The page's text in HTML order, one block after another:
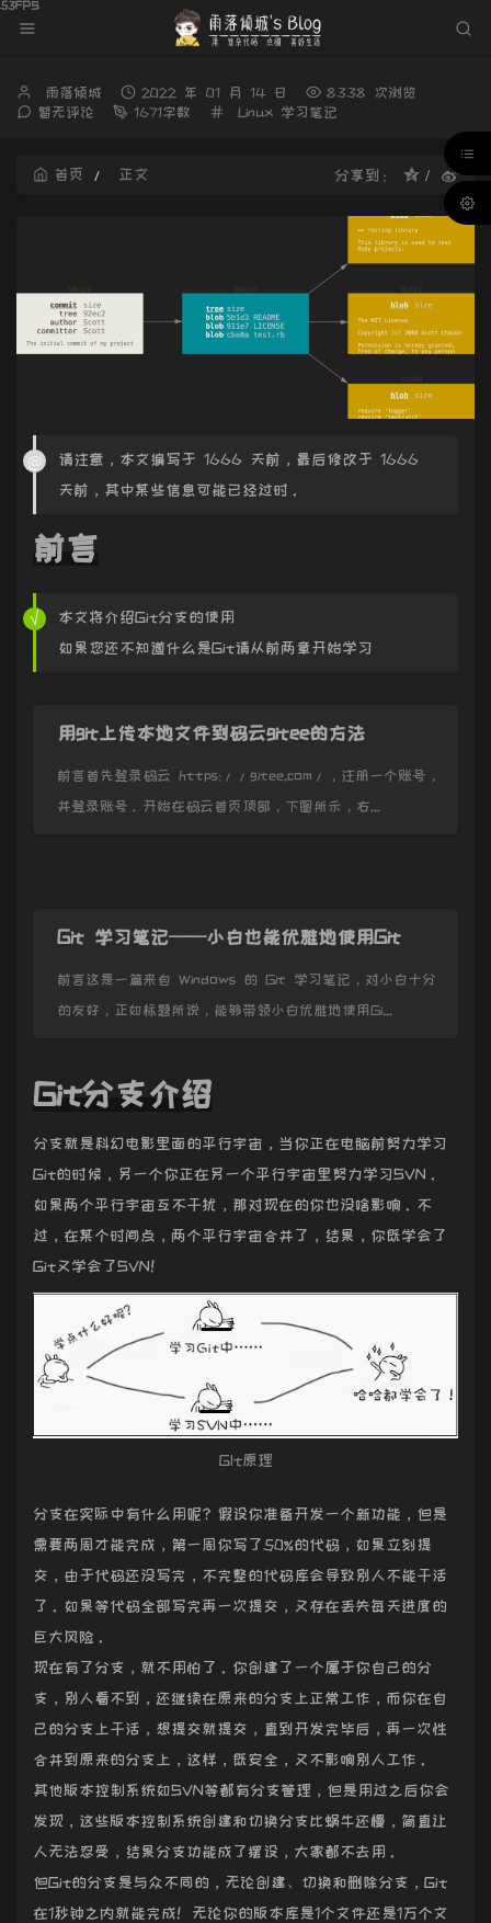
博
主：
雨落倾城
发
布
2022 年 01 月 14 日
8338 次浏览
暂无评论
1671字数
分Linux 学习笔记
首页 正文 分享到：
请注意，本文编写于 1666 天前，最后修改于 1666
天前，其中某些信息可能已经过时。
前言
本文将介绍Git分支的使用
如果您还不知道什么是Git请从前两章开始学习
用git上传本地文件到码云gitee的方法
前言首先登录码云 https://gitee.com/，注册一个账号，
并登录账号。开始在码云首页顶部，下图所示，右...
Git 学习笔记——小白也能优雅地使用Git
前言这是一篇来自 Windows 的 Git 学习笔记，对小白十分
的友好，正如标题所说，能够带领小白优雅地使用Gi...
Git分支介绍
分支就是科幻电影里面的平行宇宙，当你正在电脑前努力学习
Git的时候，另一个你正在另一个平行宇宙里努力学习SVN。
如果两个平行宇宙互不干扰，那对现在的你也没啥影响。不
过，在某个时间点，两个平行宇宙合并了，结果，你既学会了
Git又学会了SVN！
GIt原理
分支在实际中有什么用呢？假设你准备开发一个新功能，但是
需要两周才能完成，第一周你写了50%的代码，如果立刻提
交，由于代码还没写完，不完整的代码库会导致别人不能干活
了。如果等代码全部写完再一次提交，又存在丢失每天进度的
巨大风险。
现在有了分支，就不用怕了。你创建了一个属于你自己的分
支，别人看不到，还继续在原来的分支上正常工作，而你在自
己的分支上干活，想提交就提交，直到开发完毕后，再一次性
合并到原来的分支上，这样，既安全，又不影响别人工作。
其他版本控制系统如SVN等都有分支管理，但是用过之后你会
发现，这些版本控制系统创建和切换分支比蜗牛还慢，简直让
人无法忍受，结果分支功能成了摆设，大家都不去用。
但Git的分支是与众不同的，无论创建、切换和删除分支，Git
在1秒钟之内就能完成！无论你的版本库是1个文件还是1万个文